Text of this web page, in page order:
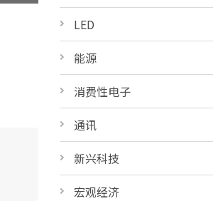
LED
能源
消费性电子
通讯
新兴科技
宏观经济